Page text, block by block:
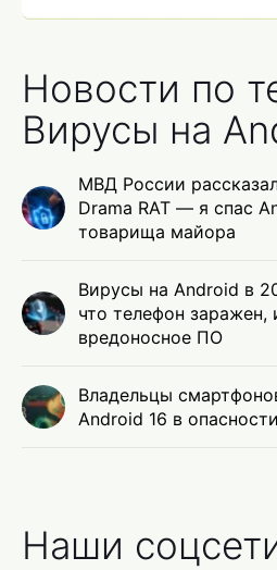
Новости по
Вирусы на
МВД России
Drama RAT — я спас
товарища майора
Вирусы на Android в
что телефон заражен,
вредоносное ПО
Владельцы
Android 16 в
Наши